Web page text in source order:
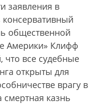
заявления в
общественной
Америки» Клифф
что все судебные
открыты для
врагу в
смертная казнь